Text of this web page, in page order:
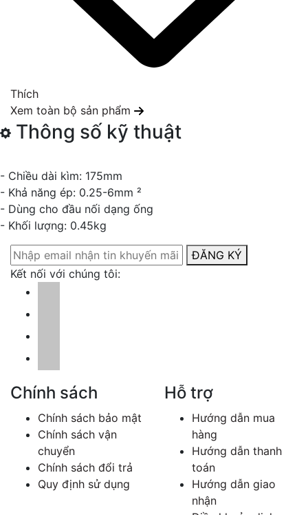
Thích
Xem toàn bộ sản phẩm
Thông số kỹ thuật
- Chiều dài kìm: 175mm
- Khả năng ép: 0.25-6mm ²
- Dùng cho đầu nối dạng ống
- Khối lượng: 0.45kg
ĐĂNG KÝ
Kết nối với chúng tôi:
Chính sách
Chính sách bảo mật
Chính sách vận
chuyển
Chính sách đổi trả
Quy định sử dụng
Hỗ trợ
Hướng dẫn mua
hàng
Hướng dẫn thanh
toán
Hướng dẫn giao
nhận